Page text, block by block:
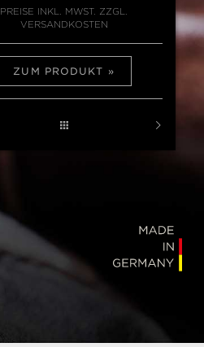
PREISE INKL. MWST. ZZGL.
VERSANDKOSTEN
ZUM PRODUKT